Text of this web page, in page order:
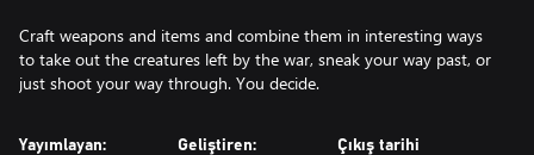
Craft weapons and items and combine them in interesting ways
to take out the creatures left by the war, sneak your way past, or
Yayımlayan: Geliştiren: Çıkış tarihi